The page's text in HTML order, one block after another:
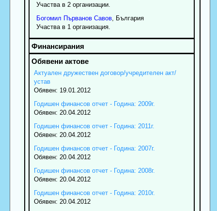
Участва в 2 организации.
Богомил Първанов Савов, България
Участва в 1 организация.
Актуален дружествен договор/учредителен акт/
устав
Обявен: 19.01.2012
Годишен финансов отчет - Година: 2009г.
Обявен: 20.04.2012
Годишен финансов отчет - Година: 2011г.
Обявен: 20.04.2012
Годишен финансов отчет - Година: 2007г.
Обявен: 20.04.2012
Годишен финансов отчет - Година: 2008г.
Обявен: 20.04.2012
Годишен финансов отчет - Година: 2010г.
Обявен: 20.04.2012